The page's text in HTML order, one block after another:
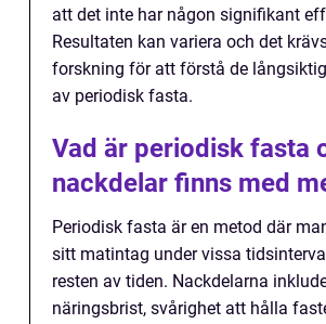
att det inte har någon signifikant
Resultaten kan variera och det
forskning för att förstå de
av periodisk fasta.
Vad är periodisk fasta
nackdelar finns med
Periodisk fasta är en metod där
sitt matintag under vissa
resten av tiden. Nackdelarna
näringsbrist, svårighet att hålla